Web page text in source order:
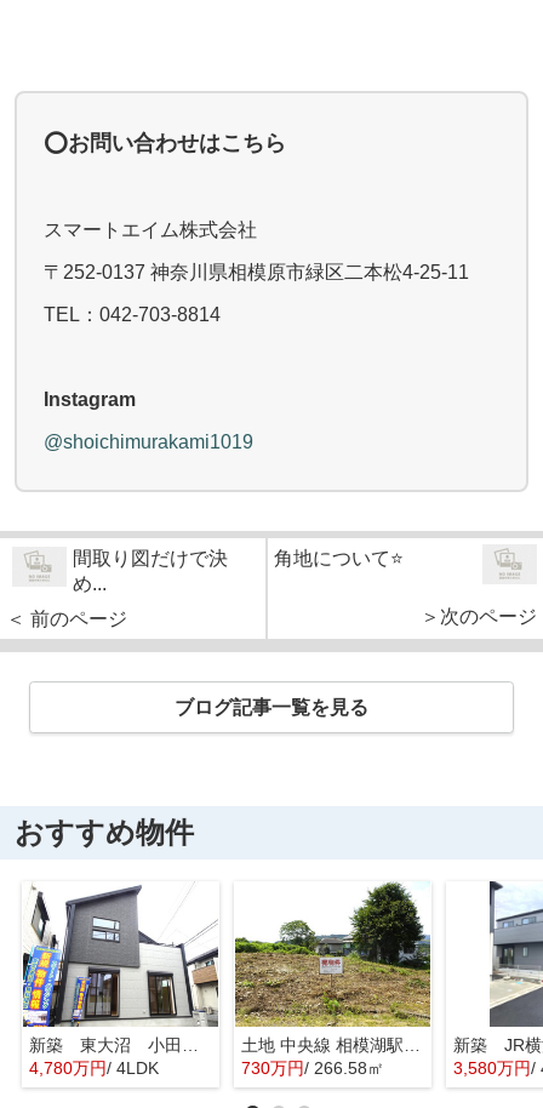
⭕️お問い合わせはこちら
スマートエイム株式会社
〒252-0137 神奈川県相模原市緑区二本松4-25-11
TEL：042-703-8814
Instagram
@shoichimurakami1019
間取り図だけで決
め...
＜ 前のページ
角地について⭐️
＞次のページ
ブログ記事一覧を見る
おすすめ物件
新築 東大沼 小田急線 相模大野駅 横浜線 古淵駅
4,780万円/ 4LDK
土地 中央線 相模湖駅 寸沢嵐 住宅地
730万円/ 266.58㎡ 3,580万円/